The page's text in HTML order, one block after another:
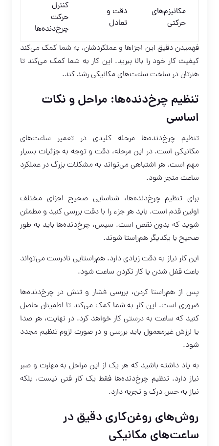
مکانیزم‌های
حرکتی
دقت و
تعادل
کنترل
حرکت
چرخ‌دنده‌ها
فهمیدن دقیق این اجزاها و عملکردشان، به شما کمک می‌کند
کیفیت کار خود را بالا ببرید. این کار به شما کمک می‌کند تا
هنرتان در ساخت ساعت‌های مکانیکی رشد کند.
تنظیم چرخ‌دنده‌ها: مراحل و نکات
اساسی
تنظیم چرخ‌دنده‌ها مرحله کلیدی در تعمیر ساعت‌های
مکانیکی است. در این مرحله، دقت و توجه به جزئیات بسیار
مهم است. هر اشتباهی می‌تواند به مشکلات بزرگ در عملکرد
ساعت منجر شود.
برای تنظیم چرخ‌دنده‌ها، شناسایی صحیح اجزای مختلف
اولین قدم است. باید هر جزء را با دقت بررسی کنید و مطمئن
شوید که بدون نقص است. سپس، چرخ‌دنده‌ها باید به طور
صحیح با یکدیگر هم‌راستا شوند.
این کار نیاز به دقت زیادی دارد. هم‌راستایی نادرست می‌تواند
باعث قفل شدن یا کار نکردن ساعت شود.
پس از هم‌راستا کردن، بررسی فشار و تنش در چرخ‌دنده‌ها
ضروری است. این کار به شما کمک می‌کند تا اطمینان حاصل
کنید که ساعت به درستی کار خواهد کرد. در نهایت، هر صدا
یا لرزش غیرمعمول باید بررسی و در صورت لزوم تنظیم مجدد
شود.
به یاد داشته باشید که هر یک از این مراحل به مهارت و صبر
نیاز دارد. تنظیم چرخ‌دنده‌ها فقط یک کار فنی نیست، بلکه
نیاز به حس درک و تجربه دارد.
روش‌های روغن‌کاری دقیق در
ساعت‌های مکانیکی